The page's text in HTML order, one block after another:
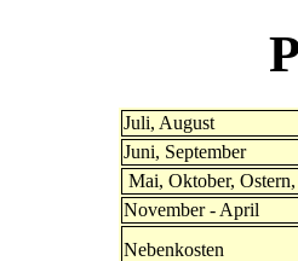
Juli, August
Juni, September
Mai, Oktober,
November - April
Nebenkosten